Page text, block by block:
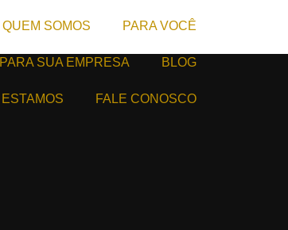
QUEM SOMOS PARA VOCÊ
PARA SUA EMPRESA BLOG
FALE CONOSCO